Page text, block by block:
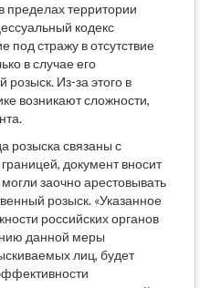
пределах территории
кодекс
под стражу в отсутствие
в случае его
Из-за этого в
возникают сложности,
розыска связаны с
документ вносит
заочно арестовывать
розыск. «Указанное
российских органов
данной меры
лиц, будет